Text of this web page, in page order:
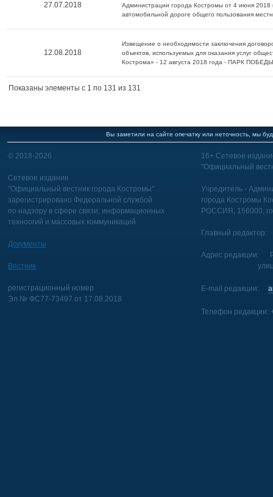
27.07.2018
Администрации города Костромы от 4 июня
автомобильной дороге общего пользования
12.08.2018
Извещение о необходимости заключения
объектов, используемых для оказания услуг
Кострома» - 12 августа 2018 года - ПАРК ПОБЕДЫ
Показаны элементы c 1 по 131 из 131
Вы заметили на сайте опечатку или неточность, мы
© 2018-2026
Сетевое издание
"Официальный вестник города Костромы"
зарегистрировано Федеральной службой
по надзору в сфере связи, информационных
техноогий и массовых коммуникаций
Документы
Вестник
регистрационный номер
Эл № ФС77-73497 от 17.08.2018
16+ Сетевое
"Официальный
Учредитель -
города Костромы
РОССИЯ, 156000,
Главный редактор:
Адрес редакции:
улица
E-mail редакции:
Телефон редакции: